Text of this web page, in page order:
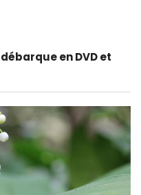
en DVD et